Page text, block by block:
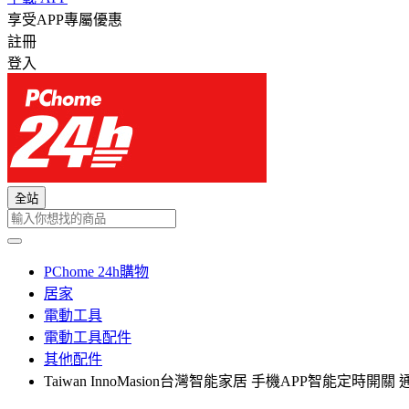
享受APP專屬優惠
註冊
登入
全站
PChome 24h購物
居家
電動工具
電動工具配件
其他配件
Taiwan InnoMasion台灣智能家居 手機APP智能定時開關